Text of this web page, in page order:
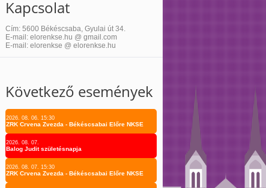
Kapcsolat
Cím: 5600 Békéscsaba, Gyulai út 34.
E-mail: elorenkse.hu @ gmail.com
E-mail: elorenkse @ elorenkse.hu
Következő események
2026. 08. 06. 15:30
ZRK Crvena Zvezda - Békéscsabai Előre NKSE
2026. 08. 07.
Balog Judit születésnapja
2026. 08. 07. 15:30
ZRK Crvena Zvezda - Békéscsabai Előre NKSE